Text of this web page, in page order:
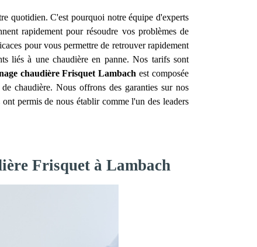
quotidien. C'est pourquoi notre équipe d'experts
rapidement pour résoudre vos problèmes de
pour vous permettre de retrouver rapidement
liés à une chaudière en panne. Nos tarifs sont
chaudière Frisquet Lambach est composée
chaudière. Nous offrons des garanties sur nos
permis de nous établir comme l'un des leaders
Frisquet à Lambach